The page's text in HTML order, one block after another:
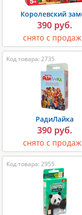
Королевский
390 руб.
снято с
Код товара: 2735
РадиЛайка
390 руб.
снято с
Код товара: 2955